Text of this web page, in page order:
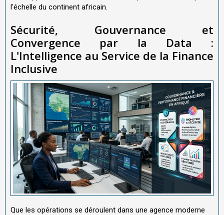
l'échelle du continent africain.
Sécurité, Gouvernance et
Convergence par la Data :
L'Intelligence au Service de la Finance
Inclusive
Que les opérations se déroulent dans une agence moderne